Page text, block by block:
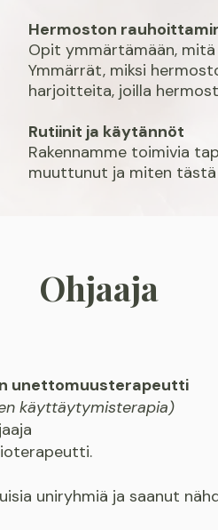
Hermoston
Opit ymmärtämään,
Ymmärrät, miksi
harjoitteita, joilla
Rutiinit ja käytännöt
Rakennamme toimivia
muuttunut ja miten tästä
Ohjaaja
unettomuusterapeutti
käyttäytymisterapia)
uniryhmiä ja saanut